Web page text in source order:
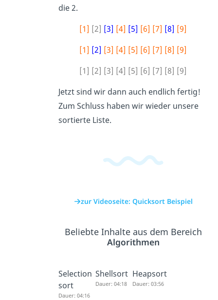
die 2.
[1] [2] [3] [4] [5] [6] [7] [8] [9]
[1] [2] [3] [4] [5] [6] [7] [8] [9]
[1] [2] [3] [4] [5] [6] [7] [8] [9]
Jetzt sind wir dann auch endlich fertig!
Zum Schluss haben wir wieder unsere
sortierte Liste.
zur Videoseite: Quicksort Beispiel
Beliebte Inhalte aus dem Bereich
Algorithmen
Selection
sort
Dauer: 04:16
Shellsort
Dauer: 04:18
Heapsort
Dauer: 03:56